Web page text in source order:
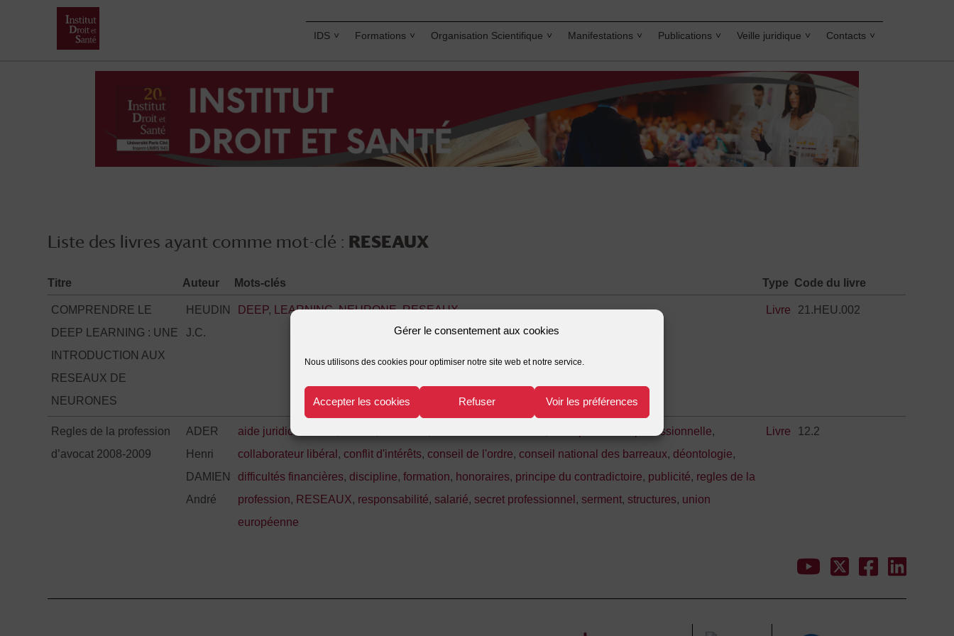
Gérer le consentement aux cookies
Nous utilisons des cookies pour optimiser notre site web et notre service.
Accepter les cookies Refuser Voir les préférences
IDS Formations Organisation Scientifique Manifestations Publications Veille juridique Contacts
Liste des livres ayant comme mot-clé : RESEAUX
Titre Auteur Mots-clés Type Code du livre
COMPRENDRE LE
DEEP LEARNING : UNE
INTRODUCTION AUX
RESEAUX DE
NEURONES
HEUDIN
J.C.
DEEP, LEARNING,NEURONE,RESEAUX Livre 21.HEU.002
Regles de la profession
d’avocat 2008-2009
ADER
Henri
DAMIEN
André
aide juridictionnelle champ d'activité professionnelle,
collaborateur libéral , conflit d'intérêts, conseil de l'ordre, conseil national des barreaux, déontologie,
difficultés financières, discipline,formation, honoraires, principe du contradictoire, publicité, regles de la
profession, RESEAUX, responsabilité, salarié, secret professionnel , serment, structures, union
européenne
Livre 12.2